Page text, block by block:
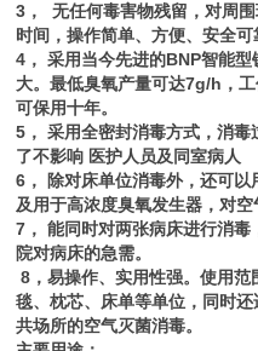
3 ， 无任何毒害物残留，对周
时间，操作简单、方便、安全可
4 ， 采用当今先进的BNP智能
大。最低臭氧产量可达7g/h，
可保用十年。
5 ， 采用全密封消毒方式，消
了不影响 医护人员及同室病人
6 ， 除对床单位消毒外，还可
及用于高浓度臭氧发生器，对空
7 ， 能同时对两张病床进行消
院对病床的急需。
8 ，易操作、实用性强。使用
毯、枕芯、床单等单位，同时
共场所的空气灭菌消毒。